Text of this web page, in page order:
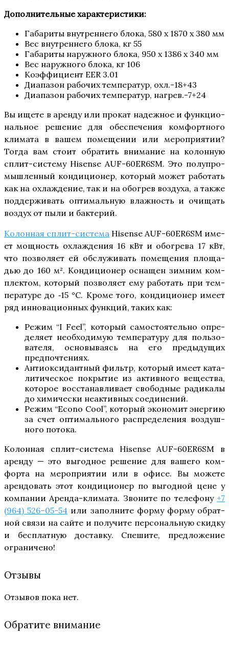
Допол­ни­тель­ные характеристики:
Габа­ри­ты внут­рен­не­го бло­ка, 580 x 1870 x 380 мм
Вес внут­рен­не­го бло­ка, кг 55
Габа­ри­ты наруж­но­го бло­ка, 950 x 1386 x 340 мм
Вес наруж­но­го бло­ка, кг 106
Коэф­фи­ци­ент EER 3.01
Диа­па­зон рабо­чих тем­пе­ра­тур, охл.-18+43
Диа­па­зон рабо­чих тем­пе­ра­тур, нагрев.-7+24
Вы ище­те в арен­ду или про­кат надеж­ное и функ­ци­о­
наль­ное реше­ние для обес­пе­че­ния ком­форт­но­го
кли­ма­та в вашем поме­ще­нии или меро­при­я­тии?
Тогда вам сто­ит обра­тить вни­ма­ние на колон­ную
сплит-систе­му Hisense AUF-60ER6SM. Это полу­про­
мыш­лен­ный кон­ди­ци­о­нер, кото­рый может рабо­тать
как на охла­жде­ние, так и на обо­грев воз­ду­ха, а так­же
под­дер­жи­вать опти­маль­ную влаж­ность и очи­щать
воз­дух от пыли и бактерий.
Колон­ная сплит-систе­ма Hisense AUF-60ER6SM име­
ет мощ­ность охла­жде­ния 16 кВт и обо­гре­ва 17 кВт,
что поз­во­ля­ет ей обслу­жи­вать поме­ще­ния пло­ща­
дью до 160 м². Кон­ди­ци­о­нер осна­щен зим­ним ком­
плек­том, кото­рый поз­во­ля­ет ему рабо­тать при тем­
пе­ра­ту­ре до ‑15 °С. Кро­ме того, кон­ди­ци­о­нер име­ет
ряд инно­ва­ци­он­ных функ­ций, таких как:
Режим “I Feel”, кото­рый само­сто­я­тель­но опре­
де­ля­ет необ­хо­ди­мую тем­пе­ра­ту­ру для поль­зо­
ва­те­ля, осно­вы­ва­ясь на его преды­ду­щих
предпочтениях.
Анти­ок­си­дант­ный фильтр, кото­рый име­ет ката­
ли­ти­че­ское покры­тие из актив­но­го веще­ства,
кото­рое вос­ста­нав­ли­ва­ет сво­бод­ные ради­ка­лы
до хими­че­ски неак­тив­ных соединений.
Режим “Econo Cool”, кото­рый эко­но­мит энер­гию
за счет опти­маль­но­го рас­пре­де­ле­ния воз­душ­
но­го потока.
Колон­ная сплит-систе­ма Hisense AUF-60ER6SM в
арен­ду — это выгод­ное реше­ние для ваше­го ком­
фор­та на меро­при­я­тии или в офи­се. Вы може­те
арен­до­вать этот кон­ди­ци­о­нер по выгод­ной цене у
ком­па­нии Арен­да-кли­ма­та. Зво­ни­те по теле­фо­ну +7
(964) 526–05-54 или запол­ни­те фор­му фор­му обрат­
ной свя­зи на сай­те и полу­чи­те пер­со­наль­ную скид­ку
и бес­плат­ную достав­ку. Спе­ши­те, пред­ло­же­ние
ограничено!
Отзывы
Отзывов пока нет.
Обратите внимание